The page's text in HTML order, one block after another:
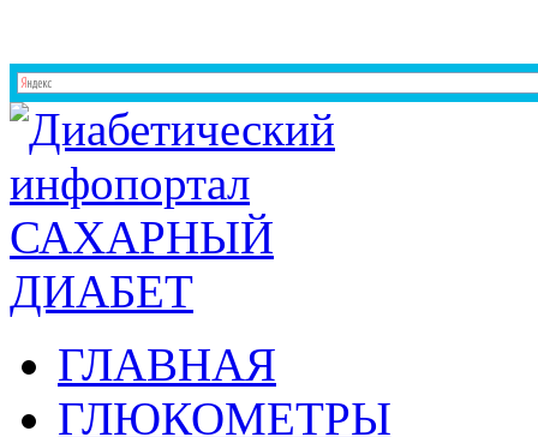
ГЛАВНАЯ
ГЛЮКОМЕТРЫ